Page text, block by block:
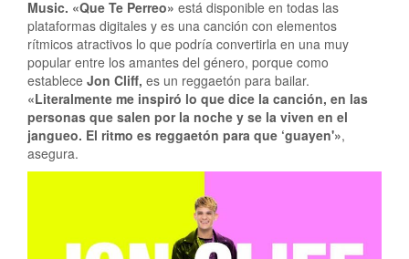
Music. «Que Te Perreo» está disponible en todas las
plataformas digitales y es una canción con elementos
rítmicos atractivos lo que podría convertirla en una muy
popular entre los amantes del género, porque como
establece Jon Cliff, es un reggaetón para bailar.
«Literalmente me inspiró lo que dice la canción, en las
personas que salen por la noche y se la viven en el
jangueo. El ritmo es reggaetón para que ‘guayen'»,
asegura.